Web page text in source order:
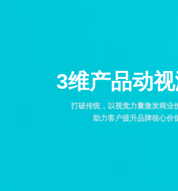
3维产品动
打破传统，以视觉力量激发商业
助力客户提升品牌核心价